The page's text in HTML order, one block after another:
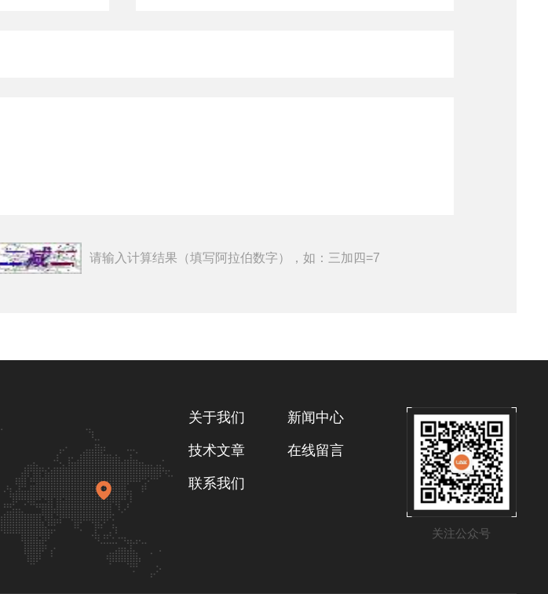
请输入计算结果（填写阿拉伯数字），如：三加四=7
关注公众号
关于我们 新闻中心
技术文章 在线留言
联系我们